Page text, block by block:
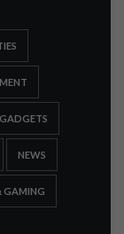
GADGETS
NEWS
GAMING